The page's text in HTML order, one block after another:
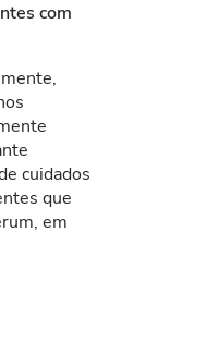
com
cuidados
que
em